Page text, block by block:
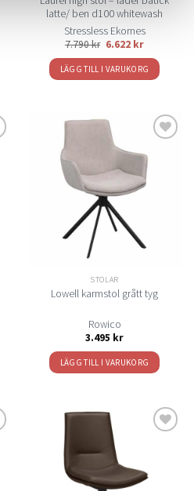
latte/ ben d100 whitewash
Stressless Ekornes
7.790kr 6.622 kr
LÄGG TILL I VARUKORG
till i
önskelistan
STOLAR
Lowell karmstol grått tyg
Rowico
3.495 kr
LÄGG TILL I VARUKORG
önskelistan